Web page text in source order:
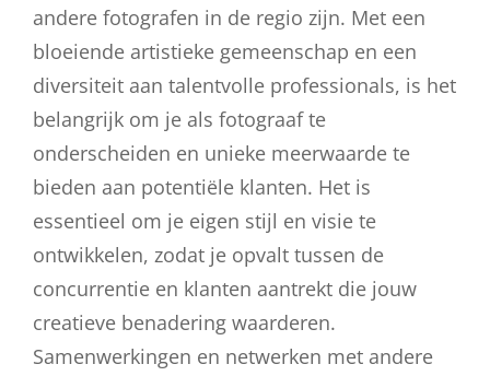
andere fotografen in de regio zijn. Met een
bloeiende artistieke gemeenschap en een
diversiteit aan talentvolle professionals, is het
belangrijk om je als fotograaf te
onderscheiden en unieke meerwaarde te
bieden aan potentiële klanten. Het is
essentieel om je eigen stijl en visie te
ontwikkelen, zodat je opvalt tussen de
concurrentie en klanten aantrekt die jouw
creatieve benadering waarderen.
Samenwerkingen en netwerken met andere